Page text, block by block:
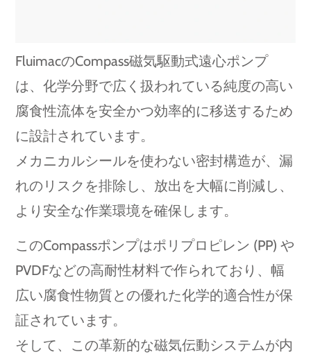
FluimacのCompass磁気駆動式遠心ポンプ
は、化学分野で広く扱われている純度の高い
腐食性流体を安全かつ効率的に移送するため
に設計されています。
メカニカルシールを使わない密封構造が、漏
れのリスクを排除し、放出を大幅に削減し、
より安全な作業環境を確保します。
このCompassポンプはポリプロピレン (PP) や
PVDFなどの高耐性材料で作られており、幅
広い腐食性物質との優れた化学的適合性が保
証されています。
そして、この革新的な磁気伝動システムが内